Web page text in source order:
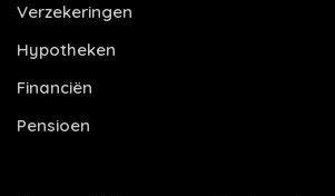
Verzekeringen
Hypotheken
Financiën
Pensioen